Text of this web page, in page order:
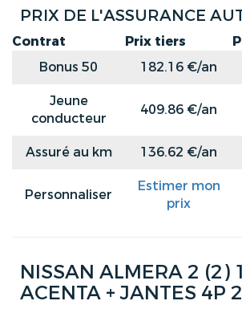
PRIX DE L'ASSURANCE
Contrat Prix tiers
Bonus 50
182.16 €/an
Jeune
conducteur
409.86 €/an
Assuré au km 136.62 €/an
Personnaliser
Estimer mon
prix
NISSAN ALMERA 2 (2)
ACENTA + JANTES 4P